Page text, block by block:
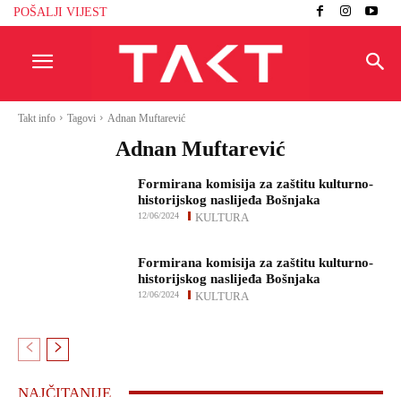
POŠALJI VIJEST
Takt info Tagovi Adnan Muftarević
Adnan Muftarević
Formirana komisija za zaštitu kulturno-
historijskog naslijeđa Bošnjaka
KULTURA
12/06/2024
Formirana komisija za zaštitu kulturno-
historijskog naslijeđa Bošnjaka
KULTURA
12/06/2024
NAJČITANIJE